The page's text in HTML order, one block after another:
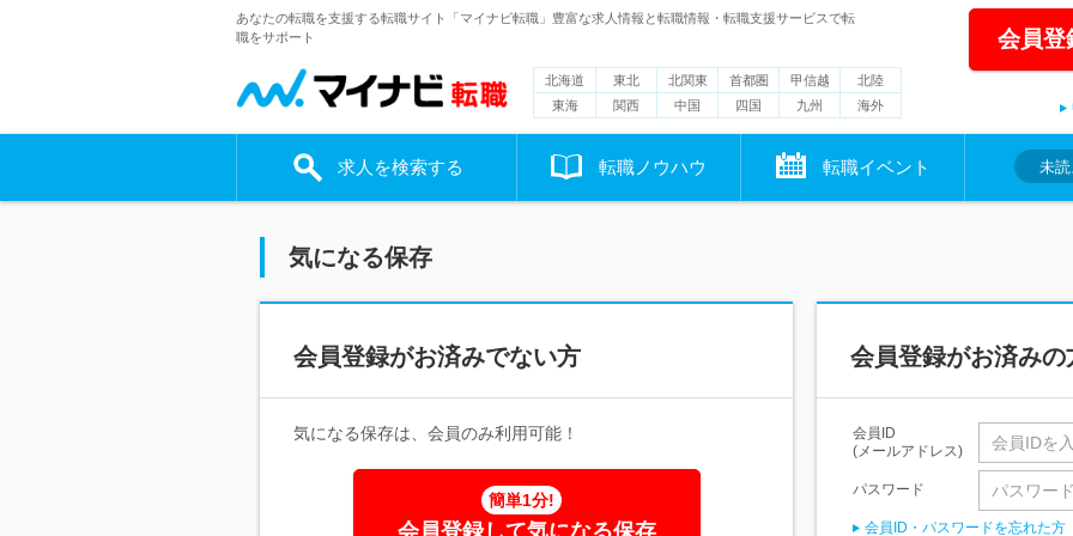
あなたの転職を支援する転職サイト「マイナビ転職」豊富な求人情報と転職情報・転職支援サービスで転
職をサポート
北海道 東北 北関東 首都圏 甲信越
北陸
東海
関西 中国 四国 九州 海外
会員登
求人を検索する 転職ノウハウ 転職イベント 未
気になる保存
会員登録がお済みでない方
気になる保存は、会員のみ利用可能！
簡単1分!
会員登録して気になる保存
会員登録がお済みの
会員ID
(メールアドレス)
パスワード
会員ID・パスワードを忘れた方